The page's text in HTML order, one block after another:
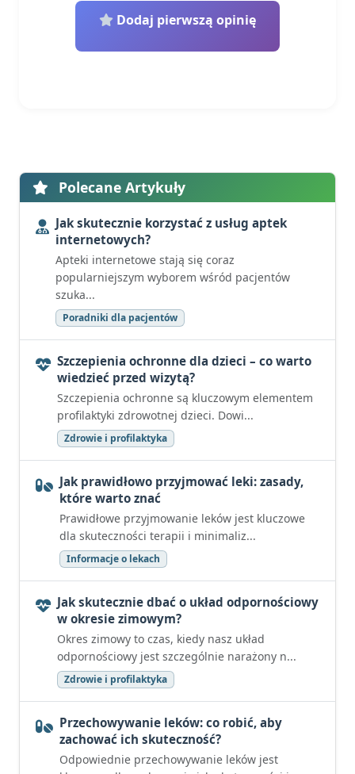
Dodaj pierwszą opinię
Polecane Artykuły
Jak skutecznie korzystać z usług aptek
internetowych?
Apteki internetowe stają się coraz
popularniejszym wyborem wśród pacjentów
szuka...
Poradniki dla pacjentów
Szczepienia ochronne dla dzieci – co warto
wiedzieć przed wizytą?
Szczepienia ochronne są kluczowym elementem
profilaktyki zdrowotnej dzieci. Dowi...
Zdrowie i profilaktyka
Jak prawidłowo przyjmować leki: zasady,
które warto znać
Prawidłowe przyjmowanie leków jest kluczowe
dla skuteczności terapii i minimaliz...
Informacje o lekach
Jak skutecznie dbać o układ odpornościowy
w okresie zimowym?
Okres zimowy to czas, kiedy nasz układ
odpornościowy jest szczególnie narażony n...
Zdrowie i profilaktyka
Przechowywanie leków: co robić, aby
zachować ich skuteczność?
Odpowiednie przechowywanie leków jest